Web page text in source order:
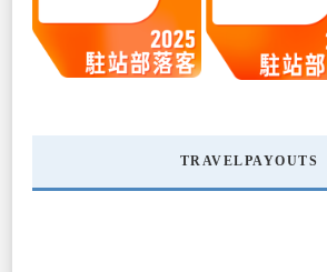
TRAVELPAYOUTS